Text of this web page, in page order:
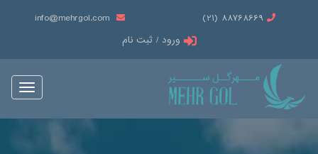
88768669 (21)
info@mehrgol.com
ورود / ثبت نام
Toggle